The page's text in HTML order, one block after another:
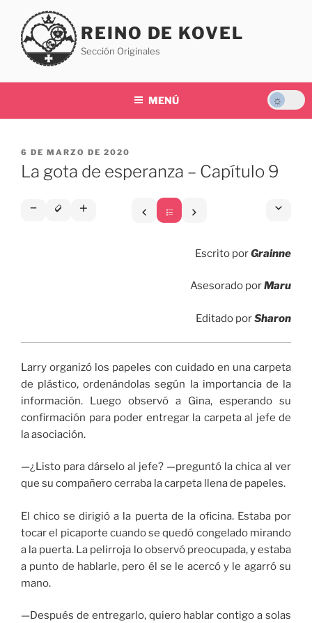
contenido
REINO DE KOVEL
Sección Originales
MENÚ
PUBLICADO
EL
6 DE MARZO DE 2020
La gota de esperanza – Capítulo 9
Escrito porGrainne
Asesorado porMaru
Editado porSharon
Larry organizó los papeles con cuidado en una carpeta
de plástico, ordenándolas según la importancia de la
información. Luego observó a Gina, esperando su
confirmación para poder entregar la carpeta al jefe de
la asociación.
—¿Listo para dárselo al jefe? —preguntó la chica al ver
que su compañero cerraba la carpeta llena de papeles.
El chico se dirigió a la puerta de la oficina. Estaba por
tocar el picaporte cuando se quedó congelado mirando
a la puerta. La pelirroja lo observó preocupada, y estaba
a punto de hablarle, pero él se le acercó y le agarró su
mano.
—Después de entregarlo, quiero hablar contigo a solas